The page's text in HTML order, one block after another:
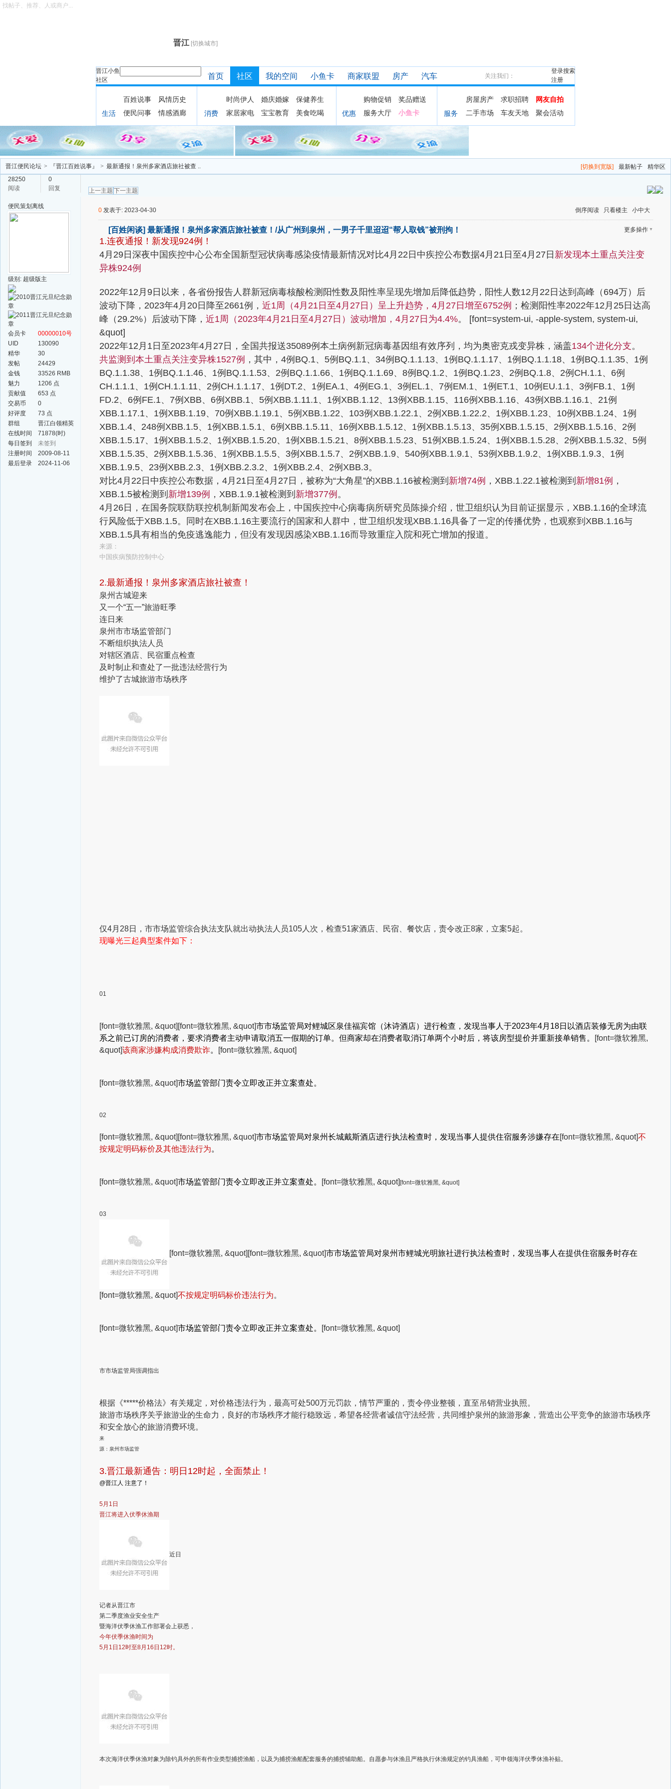
晋江 [切换城市]
晋江小鱼
社区
搜索
找帖子、推荐、人或商户...
登录
注册
首页 社区 我的空间 小鱼卡 商家联盟 房产 汽车 关注我们：
生活
百姓说事
风情历史
便民问事
情感酒廊 消费
时尚伊人 婚庆婚嫁
保健养生
家居家电
宝宝教育 美食吃喝 优惠
购物促销
奖品赠送
服务大厅
小鱼卡 服务
房屋房产 求职招聘
网友自拍
二手市场
车友天地 聚会活动
[切换到宽版] 最新帖子 精华区
晋江便民论坛 > 『晋江百姓说事』 > 最新通报！泉州多家酒店旅社被查 ..
28250
阅读
0
回复
上一主题 下一主题
便民策划 离线
级别: 超级版主
会员卡
00000010号
UID
130090
精华
30
发帖
24429
金钱
33526 RMB
魅力
1206 点
贡献值
653 点
交易币
0
好评度
73 点
群组
晋江白领精英
群
在线时间
71878(时)
每日签到
未签到
注册时间
2009-08-11
最后登录
2024-11-06
倒序阅读 只看楼主 小中大
0 发表于: 2023-04-30
更多操作 ▼
[百姓闲谈] 最新通报！泉州多家酒店旅社被查！/从广州到泉州，一男子千里迢迢“帮人取钱”被刑拘！
1.连夜通报！新发现924例！
4月29日深夜中国疾控中心公布全国新型冠状病毒感染疫情最新情况对比4月22日中疾控公布数据4月21日至4月27日 新发现本土重点关注变
异株924例
2022年12月9日以来，各省份报告人群新冠病毒核酸检测阳性数及阳性率呈现先增加后降低趋势，阳性人数12月22日达到高峰（694万）后
波动下降，2023年4月20日降至2661例， 近1周（4月21日至4月27日）呈上升趋势，4月27日增至6752例 ；检测阳性率2022年12月25日达高
峰（29.2%）后波动下降， 近1周（2023年4月21日至4月27日）波动增加，4月27日为4.4%。 [font=system-ui, -apple-system, system-ui,
&quot]
2022年12月1日至2023年4月27日，全国共报送35089例本土病例新冠病毒基因组有效序列，均为奥密克戎变异株，涵盖134个进化分支。
共监测到本土重点关注变异株1527例 ，其中，4例BQ.1、5例BQ.1.1、34例BQ.1.1.13、1例BQ.1.1.17、1例BQ.1.1.18、1例BQ.1.1.35、1例
BQ.1.1.38、1例BQ.1.1.46、1例BQ.1.1.53、2例BQ.1.1.66、1例BQ.1.1.69、8例BQ.1.2、1例BQ.1.23、2例BQ.1.8、2例CH.1.1、6例
CH.1.1.1、1例CH.1.1.11、2例CH.1.1.17、1例DT.2、1例EA.1、4例EG.1、3例EL.1、7例EM.1、1例ET.1、10例EU.1.1、3例FB.1、1例
FD.2、6例FE.1、7例XBB、6例XBB.1、5例XBB.1.11.1、1例XBB.1.12、13例XBB.1.15、116例XBB.1.16、43例XBB.1.16.1、21例
XBB.1.17.1、1例XBB.1.19、70例XBB.1.19.1、5例XBB.1.22、103例XBB.1.22.1、2例XBB.1.22.2、1例XBB.1.23、10例XBB.1.24、1例
XBB.1.4、248例XBB.1.5、1例XBB.1.5.1、6例XBB.1.5.11、16例XBB.1.5.12、1例XBB.1.5.13、35例XBB.1.5.15、2例XBB.1.5.16、2例
XBB.1.5.17、1例XBB.1.5.2、1例XBB.1.5.20、1例XBB.1.5.21、8例XBB.1.5.23、51例XBB.1.5.24、1例XBB.1.5.28、2例XBB.1.5.32、5例
XBB.1.5.35、2例XBB.1.5.36、1例XBB.1.5.5、3例XBB.1.5.7、2例XBB.1.9、540例XBB.1.9.1、53例XBB.1.9.2、1例XBB.1.9.3、1例
XBB.1.9.5、23例XBB.2.3、1例XBB.2.3.2、1例XBB.2.4、2例XBB.3。
对比4月22日中疾控公布数据，4月21日至4月27日，被称为“大角星”的XBB.1.16被检测到 新增74例 ，XBB.1.22.1被检测到 新增81例 ，
XBB.1.5被检测到 新增139例 ，XBB.1.9.1被检测到 新增377例 。
4月26日，在国务院联防联控机制新闻发布会上，中国疾控中心病毒病所研究员陈操介绍，世卫组织认为目前证据显示，XBB.1.16的全球流
行风险低于XBB.1.5。同时在XBB.1.16主要流行的国家和人群中，世卫组织发现XBB.1.16具备了一定的传播优势，也观察到XBB.1.16与
XBB.1.5具有相当的免疫逃逸能力，但没有发现因感染XBB.1.16而导致重症入院和死亡增加的报道。
来源：
中国疾病预防控制中心
2.最新通报！泉州多家酒店旅社被查！
泉州古城迎来
又一个“五一”旅游旺季
连日来
泉州市市场监管部门
不断组织执法人员
对辖区酒店、民宿重点检查
及时制止和查处了一批违法经营行为
维护了古城旅游市场秩序
仅4月28日，市市场监管综合执法支队就出动执法人员105人次，检查51家酒店、民宿、餐饮店，责令改正8家，立案5起。
现曝光三起典型案件如下：
01
[font=微软雅黑, &quot] [font=微软雅黑, &quot]市市场监管局对鲤城区泉佳福宾馆（沐诗酒店）进行检查，发现当事人于2023年4月18日以酒店装修无房为由联
系之前已订房的消费者，要求消费者主动申请取消五一假期的订单。但商家却在消费者取消订单两个小时后，将该房型提价并重新接单销售。
[font=微软雅黑,
&quot]该商家涉嫌构成消费欺诈。 [font=微软雅黑, &quot]
[font=微软雅黑, &quot]市场监管部门责令立即改正并立案查处。
02
[font=微软雅黑, &quot] [font=微软雅黑, &quot]市市场监管局对泉州长城戴斯酒店进行执法检查时，发现当事人提供住宿服务涉嫌存在[font=微软雅黑, &quot]不
按规定明码标价及其他违法行为。
[font=微软雅黑, &quot]市场监管部门责令立即改正并立案查处。 [font=微软雅黑, &quot] [font=微软雅黑, &quot]
03
[font=微软雅黑, &quot] [font=微软雅黑, &quot]市市场监管局对泉州市鲤城光明旅社进行执法检查时，发现当事人在提供住宿服务时存在
[font=微软雅黑, &quot]不按规定明码标价违法行为。
[font=微软雅黑, &quot]市场监管部门责令立即改正并立案查处。 [font=微软雅黑, &quot]
市市场监管局强调指出
根据《*****价格法》有关规定，对价格违法行为， 最高可处500万元罚款 ，情节严重的，责令停业整顿，直至吊销营业执照。
旅游市场秩序关乎旅游业的生命力，良好的市场秩序才能行稳致远，希望各经营者诚信守法经营，共同维护泉州的旅游形象，营造出公平竞争的旅游市场秩序
和安全放心的旅游消费环境。
来
源：泉州市场监管
3.晋江最新通告：明日12时起，全面禁止！
@晋江人 注意了！
5月1日
晋江将进入伏季休渔期
近日
记者从晋江市
第二季度渔业安全生产
暨海洋伏季休渔工作部署会上获悉，
今年伏季休渔时间为
5月1日12时至8月16日12时。
本次海洋伏季休渔对象为除钓具外的所有作业类型捕捞渔船，以及为捕捞渔船配套服务的捕捞辅助船。自愿参与休渔且严格执行休渔规定的钓具渔船，可申领海洋伏季休渔补贴。